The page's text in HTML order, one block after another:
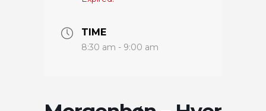
TIME
8:30 am - 9:00 am